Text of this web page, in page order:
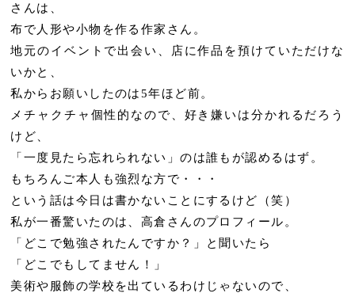
さんは、
布で人形や小物を作る作家さん。
地元のイベントで出会い、店に作品を預けていただけな
いかと、
私からお願いしたのは5年ほど前。
メチャクチャ個性的なので、好き嫌いは分かれるだろう
けど、
「一度見たら忘れられない」のは誰もが認めるはず。
もちろんご本人も強烈な方で・・・
という話は今日は書かないことにするけど（笑）
私が一番驚いたのは、高倉さんのプロフィール。
「どこで勉強されたんですか？」と聞いたら
「どこでもしてません！」
美術や服飾の学校を出ているわけじゃないので、